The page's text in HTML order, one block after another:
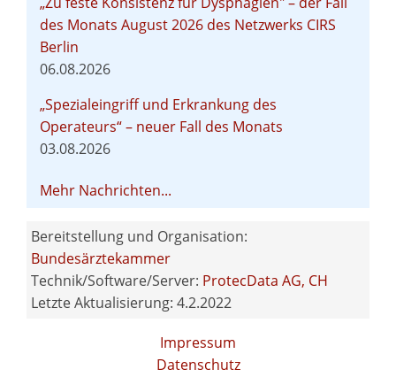
des Monats August 2026 des Netzwerks CIRS
Berlin
06.08.2026
„Spezialeingriff und Erkrankung des
Operateurs“ – neuer Fall des Monats
03.08.2026
Mehr Nachrichten...
Letzte Aktualisierung: 4.2.2022
Bereitstellung und Organisation:
Bundesärztekammer
Technik/Software/Server: ProtecData AG, CH
Impressum
Datenschutz